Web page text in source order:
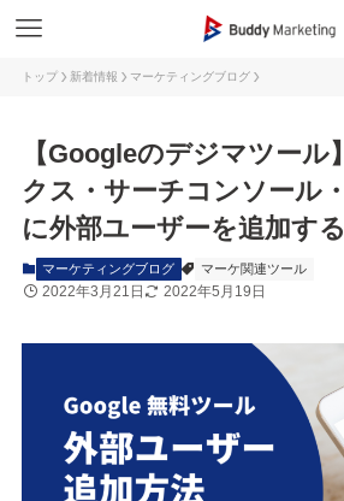
トップ 新着情報 マーケティングブログ
【Googleのデジマツール
クス・サーチコンソール
に外部ユーザーを追加す
マーケティングブログ マーケ関連ツール
2022年3月21日 2022年5月19日